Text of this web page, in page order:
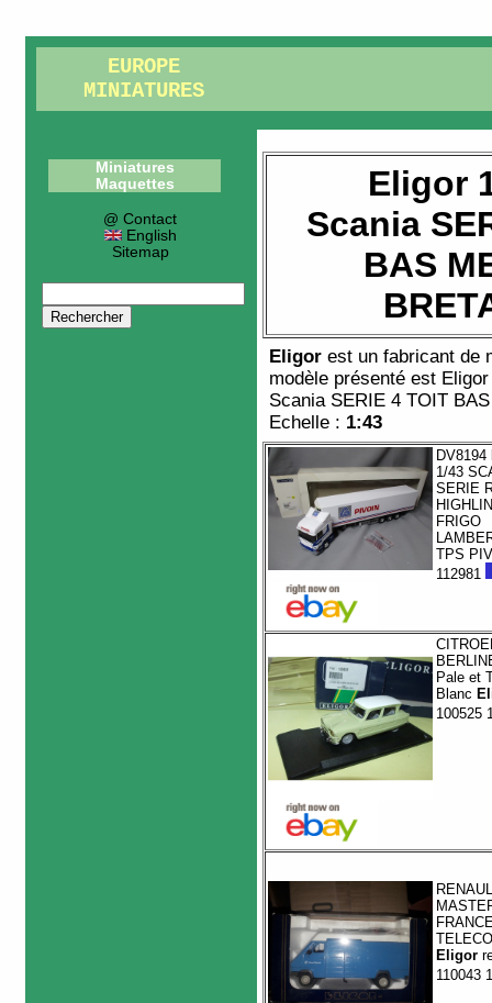
EUROPE
MINIATURES
Miniatures
Maquettes
@ Contact
English
Sitemap
Eligor
Scania
BAS
Eligor est un fabricant de
modèle présenté est
Scania SERIE 4 TOIT
Echelle : 1:43
DV8194
1/43
SERIE
FRIGO
TPS
112981
Pale et
Blanc
100525
Eligor
110043